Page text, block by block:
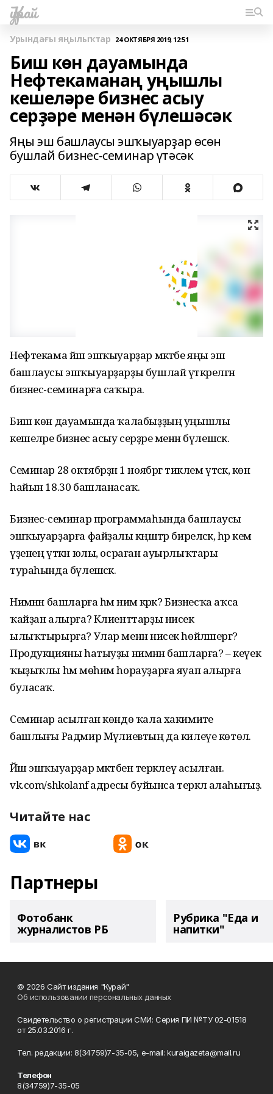
Ҡурай
Урындағы яңылыҡтар 24 ОКТЯБРЯ 2019, 12:51
Биш көн дауамында
Нефтекаманаң уңышлы
кешеләре бизнес асыу
серҙәре менән бүлешәсәк
Яңы эш башлаусы эшҡыуарҙар өсөн
бушлай бизнес-семинар үтәсәк
Нефтекама йәш эшҡыуарҙар мәктәбе яңы эш
башлаусы эшҡыуарҙарҙы бушлай үткәрелгән
бизнес-семинарға саҡыра.
Биш көн дауамында ҡалабыҙҙың уңышлы
кешеләре бизнес асыу серҙәре менән бүлешәсәк.
Семинар 28 октябрҙән 1 ноябргә тиклем үтәсәк, көн
һайын 18.30 башланасаҡ.
Бизнес-семинар программаһында башлаусы
эшҡыуарҙарға файҙалы кәңәштәр биреләсәк, һәр кем
үҙенең үткән юлы, осраған ауырлыҡтары
тураһында бүлешәсәк.
Нимәнән башларға һәм нимә кәрәк? Бизнесҡа аҡса
ҡайҙан алырға? Клиенттарҙы нисек
ылыҡтырырға? Улар менән нисек һөйләшергә?
Продукцияны һатыуҙы нимәнән башларға? – кеүек
ҡыҙыҡлы һәм мөһим һорауҙарға яуап алырға
буласаҡ.
Семинар асылған көндө ҡала хакимиәте
башлығы Радмир Мәүлиевтың да килеүе көтөлә.
Йәш эшҡыуарҙар мәктәбенә теркәлеү асылған.
vk.com/shkolanf адресы буйынса теркәлә алаһығыҙ.
Читайте нас
Партнеры
Фотобанк
журналистов РБ
Рубрика "Еда и
напитки"
© 2026 Сайт издания "Курай"
Об использовании персональных данных
Свидетельство о регистрации СМИ: Серия ПИ №ТУ 02-01518
от 25.03.2016 г.
Тел. редакции: 8(34759)7-35-05, e-mail: kuraigazeta@mail.ru
Телефон
8(34759)7-35-05